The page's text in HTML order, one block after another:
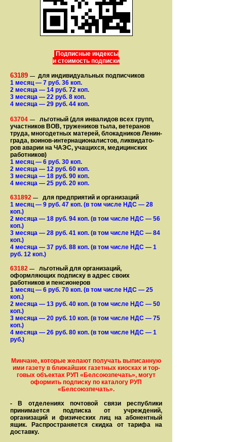
Подписные индексы
и стоимость подписки
63189 — для индивидуальных подписчиков
1 месяц— 7 руб. 36 коп.
2 месяца — 14 руб. 72 коп.
3 месяца — 22 руб. 8 коп.
4 месяца — 29 руб. 44 коп.
63704 —
льготный (для ин­ва­лидов всех групп,
участ­ников ВОВ, труже­ни­ков тыла, ветеранов
труда, мно­го­­детных матерей, бло­­кад­ни­ков Ле­нин­
града, воинов-интернаци­о­на­­ли­стов, лик­ви­да­то­
ров аварии на ЧАЭС, уча­щихся, медицинских
работников)
1 месяц— 6 руб. 30 коп.
2 месяца — 12 руб. 60 коп.
3 месяца — 18 руб. 90 коп.
4 месяца — 25 руб. 20 коп.
631892 —
для предприятий и организаций
1 месяц— 9 руб. 47 коп. (в том числе НДС — 28
коп.)
2 месяца — 18 руб. 94 коп. (в том числе НДС — 56
коп.)
3 месяца — 28 руб. 41 коп. (в том числе НДС — 84
коп.)
4 месяца — 37 руб. 88 коп. (в том числе НДС — 1
руб. 12 коп.)
63182 —
льготный для организаций,
оформляющих подписку в адрес своих
работников и пенсионеров
1 месяц— 6 руб. 70 коп. (в том числе НДС — 25
коп.)
2 месяца — 13 руб. 40 коп. (в том числе НДС — 50
коп.)
3 месяца — 20 руб. 10 коп. (в том числе НДС — 75
коп.)
4 месяца — 26 руб. 80 коп. (в том числе НДС — 1
руб.)
Минчане, которые желают получать вы­писанную
ими газету в бли­жай­ших газет­ных киосках и тор­
го­вых объе­ктах РУП «Белсоюзпечать», могут
оформить под­пис­ку по ка­та­ло­гу РУП
«Белсоюзпечать».
- В отделениях почтовой связи рес­пуб­лики
принимается подписка от учреждений,
организаций и фи­зи­ческих лиц на абонентный
ящик. Распространяется скидка от тарифа на
доставку.